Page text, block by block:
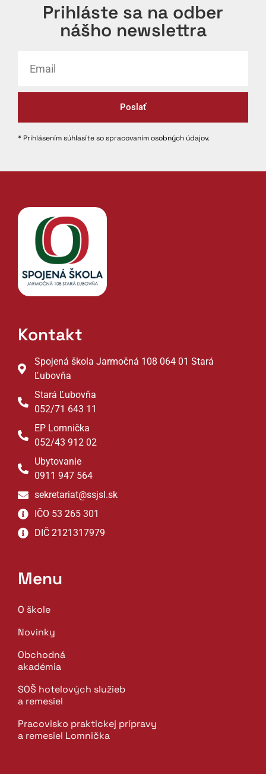
Prihláste sa na odber
nášho newslettra
Poslať
* Prihlásením súhlasíte so spracovaním osobných údajov.
Kontakt
Spojená škola Jarmočná 108 064 01 Stará
Ľubovňa
Stará Ľubovňa
052/71 643 11
EP Lomnička
052/43 912 02
Ubytovanie
0911 947 564
sekretariat@ssjsl.sk
IČO 53 265 301
DIČ 2121317979
Menu
O škole
Novinky
Obchodná
akadémia
SOŠ hotelových služieb
a remesiel
Pracovisko praktickej prípravy
a remesiel Lomnička